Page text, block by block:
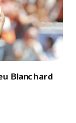
Blanchard